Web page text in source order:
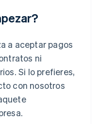
a aceptar pagos
ni
Si lo prefieres,
con nosotros